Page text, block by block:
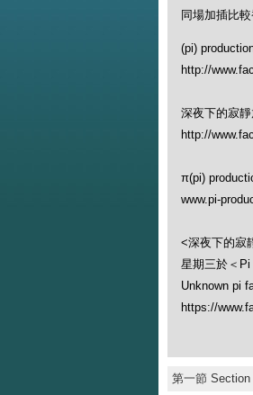
同場加插比
(pi)
http://
深夜下的寂
http://
π(pi)
www.pi-
<深夜下的寂
星期三於＜
Unknown pi
https://
第一節 Section